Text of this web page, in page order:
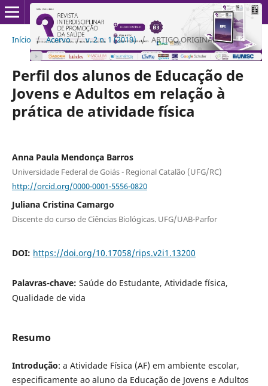
Início / Acervo / v. 2 n. 1 (2019) / ARTIGO ORIGINAL
Perfil dos alunos de Educação de
Jovens e Adultos em relação à
prática de atividade física
Anna Paula Mendonça Barros
Universidade Federal de Goiás - Regional Catalão (UFG/RC)
http://orcid.org/0000-0001-5556-0820
Juliana Cristina Camargo
Discente do curso de Ciências Biológicas. UFG/UAB-Parfor
DOI: https://doi.org/10.17058/rips.v2i1.13200
Palavras-chave: Saúde do Estudante, Atividade física,
Qualidade de vida
Resumo
Introdução: a Atividade Física (AF) em ambiente escolar,
especificamente ao aluno da Educação de Jovens e Adultos